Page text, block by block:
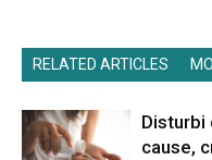
RELATED ARTICLES
Disturbi
cause,